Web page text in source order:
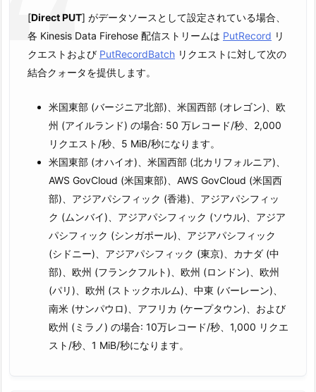
[Direct PUT] がデータソースとして設定されている場合、
各 Kinesis Data Firehose 配信ストリームは PutRecord リ
クエストおよび PutRecordBatch リクエストに対して次の
結合クォータを提供します。
米国東部 (バージニア北部)、米国西部 (オレゴン)、欧
州 (アイルランド) の場合: 50 万レコード/秒、2,000
リクエスト/秒、5 MiB/秒になります。
米国東部 (オハイオ)、米国西部 (北カリフォルニア)、
AWS GovCloud (米国東部)、AWS GovCloud (米国西
部)、アジアパシフィック (香港)、アジアパシフィッ
ク (ムンバイ)、アジアパシフィック (ソウル)、アジア
パシフィック (シンガポール)、アジアパシフィック
(シドニー)、アジアパシフィック (東京)、カナダ (中
部)、欧州 (フランクフルト)、欧州 (ロンドン)、欧州
(パリ)、欧州 (ストックホルム)、中東 (バーレーン)、
南米 (サンパウロ)、アフリカ (ケープタウン)、および
欧州 (ミラノ) の場合: 10万レコード/秒、1,000 リクエ
スト/秒、1 MiB/秒になります。